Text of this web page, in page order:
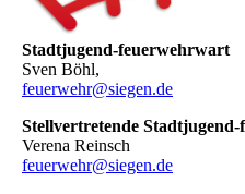
Stadtjugend-feuerwehrwart
Sven Böhl,
feuerwehr@siegen.de
Stellvertretende
Verena Reinsch
feuerwehr@siegen.de